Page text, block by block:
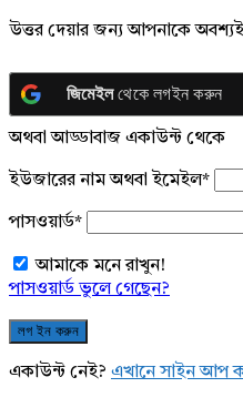
উত্তর দেয়ার জন্য আপনাকে
জিমেইলথেকে লগইন করুন
অথবা আড্ডাবাজ একাউন্ট থেকে
ইউজারের নাম অথবা ইমেইল*
পাসওয়ার্ড*
আমাকে মনে রাখুন!
পাসওয়ার্ড ভুলে গেছেন?
একাউন্ট নেই? এখানে সাইন আপ